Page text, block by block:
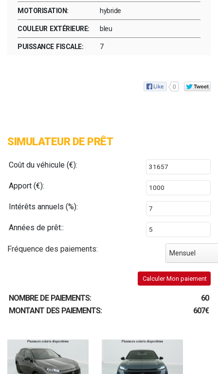
MOTORISATION: hybride
COULEUR EXTÉRIEURE: bleu
PUISSANCE FISCALE: 7
0
SIMULATEUR DE PRÊT
Coût du véhicule (€):
Apport (€):
Intérêts annuels (%):
Années de prêt::
Fréquence des paiements: Mensuel
Calculer Mon paiement
NOMBRE DE PAIEMENTS:
60
MONTANT DES PAIEMENTS:
607€